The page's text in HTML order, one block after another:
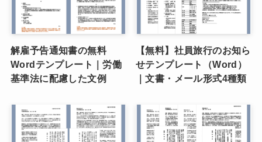
解雇予告通知書の無料
Wordテンプレート｜労働
基準法に配慮した文例
【無料】社員旅行のお知ら
せテンプレート（Word）
｜文書・メール形式4種類